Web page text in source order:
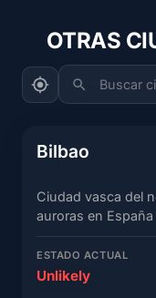
OTRAS
Buscar
Bilbao
Ciudad vasca del
auroras en España
ESTADO ACTUAL
Unlikely